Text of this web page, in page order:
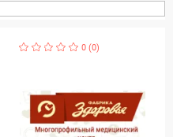
0 (0)